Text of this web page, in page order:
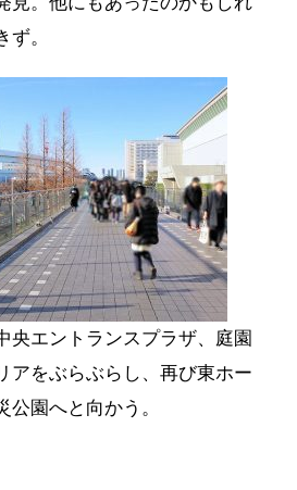
ず。
エントランスプラザ、庭園
アをぶらぶらし、再び東ホー
公園へと向かう。